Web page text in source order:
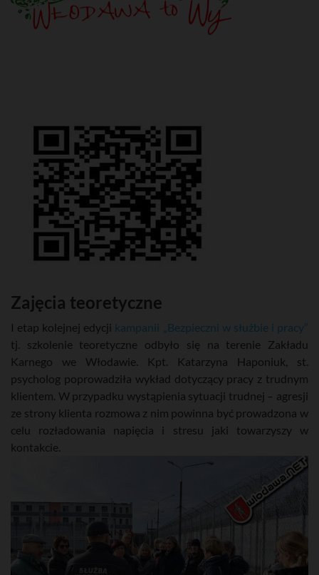
Zajęcia teoretyczne
I etap kolejnej edycji kampanii „Bezpieczni w służbie i pracy”
tj. szkolenie teoretyczne odbyło się na terenie Zakładu
Karnego we Włodawie. Kpt. Katarzyna Haponiuk, st.
psycholog poprowadziła wykład dotyczący pracy z trudnym
klientem. W przypadku wystąpienia sytuacji trudnej – agresji
ze strony klienta rozmowa z nim powinna być prowadzona w
celu rozładowania napięcia i stresu jaki towarzyszy w
kontakcie.